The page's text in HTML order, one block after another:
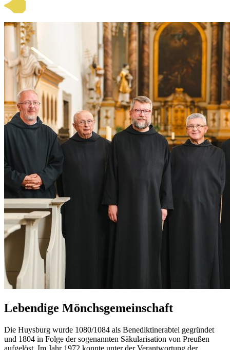
Lebendige Mönchsgemeinschaft
Die Huysburg wurde 1080/1084 als Benediktinerabtei gegründet
und 1804 in Folge der sogenannten Säkularisation von Preußen
aufgelöst. Im Jahr 1972 konnte unter der Verantwortung der